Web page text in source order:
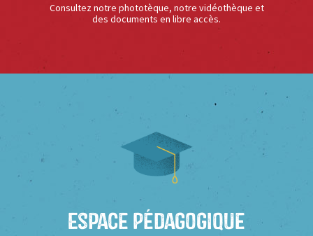
Consultez notre phototèque, notre vidéothèque et
des documents en libre accès.
Espace Pédagogique